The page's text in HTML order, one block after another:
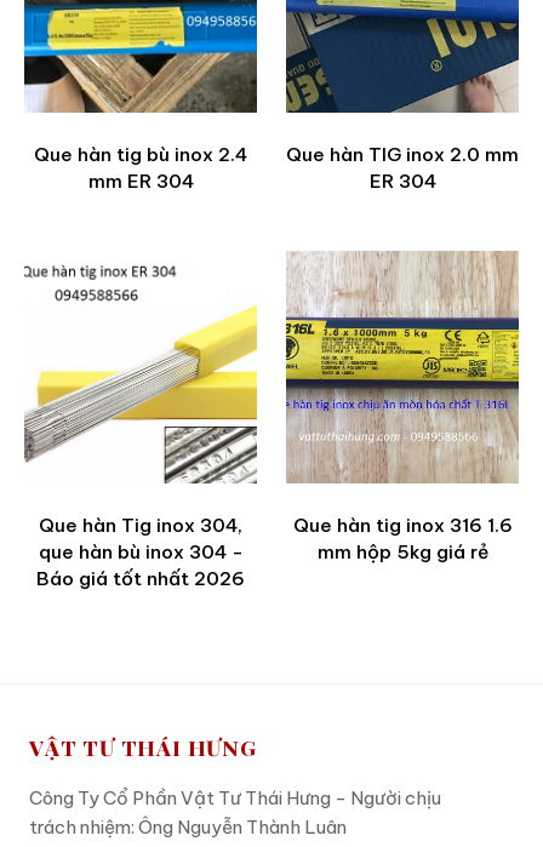
Que hàn tig bù inox 2.4
mm ER 304
Que hàn TIG inox 2.0 mm
ER 304
Que hàn Tig inox 304,
que hàn bù inox 304 -
Báo giá tốt nhất 2026
Que hàn tig inox 316 1.6
mm hộp 5kg giá rẻ
VẬT TƯ THÁI HƯNG
Công Ty Cổ Phần Vật Tư Thái Hưng - Người chịu
trách nhiệm: Ông Nguyễn Thành Luân